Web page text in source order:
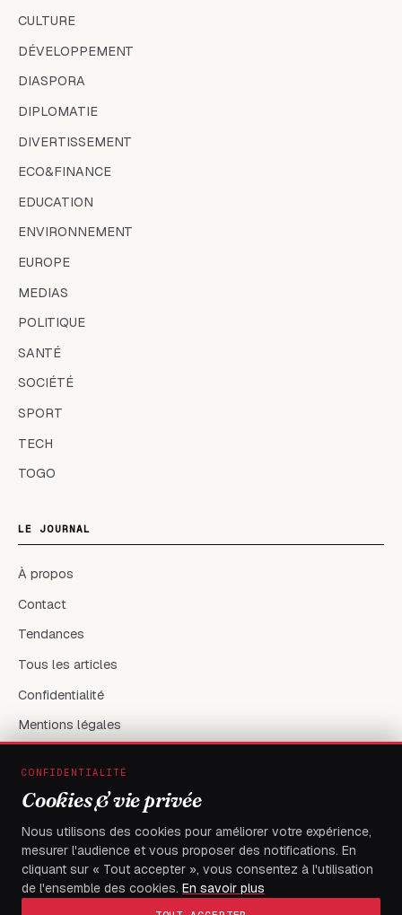
CULTURE
DÉVELOPPEMENT
DIASPORA
DIPLOMATIE
DIVERTISSEMENT
ECO&FINANCE
EDUCATION
ENVIRONNEMENT
EUROPE
MEDIAS
POLITIQUE
SANTÉ
SOCIÉTÉ
SPORT
TECH
TOGO
LE JOURNAL
À propos
Contact
Tendances
Tous les articles
Confidentialité
Mentions légales
RÉSEAUX & CONTACT
X / Twitter
flambeaudesdemocrates@gmail.com
CONFIDENTIALITÉ
Cookies & vie privée
Nous utilisons des cookies pour améliorer votre expérience,
mesurer l'audience et vous proposer des notifications. En
cliquant sur « Tout accepter », vous consentez à l'utilisation
de l'ensemble des cookies. En savoir plus